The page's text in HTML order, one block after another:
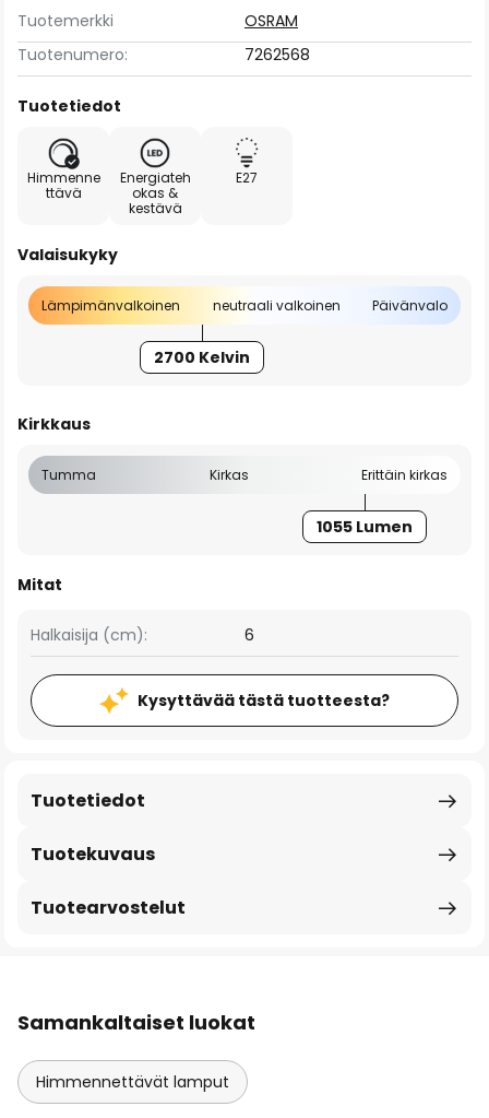
Tuotemerkki
OSRAM
Tuotenumero:
7262568
Tuotetiedot
Himmenne
ttävä
Energiateh
okas &
kestävä
E27
Valaisukyky
Lämpimänvalkoinen neutraali valkoinen Päivänvalo
2700 Kelvin
Kirkkaus
Tumma Kirkas Erittäin kirkas
1055 Lumen
Mitat
Halkaisija (cm): 6
Kysyttävää tästä tuotteesta?
Tuotekuvaus
Tuotetiedot
Tuotearvostelut
Samankaltaiset luokat
Himmennettävät lamput